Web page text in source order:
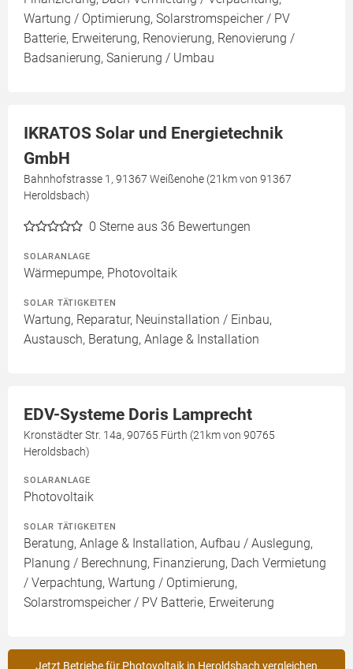
Wartung / Optimierung, Solarstromspeicher / PV
Batterie, Erweiterung, Renovierung, Renovierung /
Badsanierung, Sanierung / Umbau
IKRATOS Solar und Energietechnik
GmbH
Bahnhofstrasse 1, 91367 Weißenohe (21km von 91367
Heroldsbach)
0 Sterne aus 36 Bewertungen
SOLARANLAGE
Wärmepumpe, Photovoltaik
SOLAR TÄTIGKEITEN
Wartung, Reparatur, Neuinstallation / Einbau,
Austausch, Beratung, Anlage & Installation
EDV-Systeme Doris Lamprecht
Kronstädter Str. 14a, 90765 Fürth (21km von 90765
Heroldsbach)
SOLARANLAGE
Photovoltaik
SOLAR TÄTIGKEITEN
Beratung, Anlage & Installation, Aufbau / Auslegung,
Planung / Berechnung, Finanzierung, Dach Vermietung
/ Verpachtung, Wartung / Optimierung,
Solarstromspeicher / PV Batterie, Erweiterung
Jetzt Betriebe für Photovoltaik in Heroldsbach vergleichen